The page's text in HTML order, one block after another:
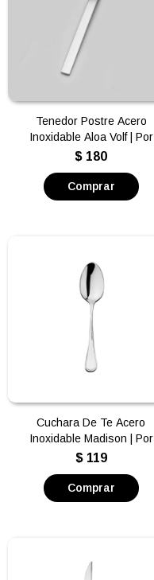
Tenedor Postre Acero
Inoxidable Aloa Volf | Por
unidad
$ 180
Cuchara De Te Acero
Inoxidable Madison | Por
unidad
$ 119